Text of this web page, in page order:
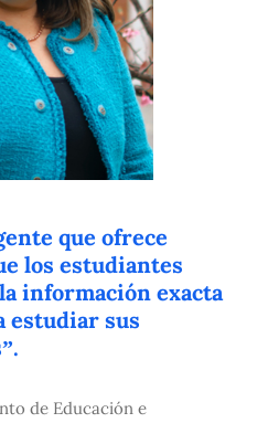
que ofrece
los estudiantes
información exacta
estudiar sus
de Educación e